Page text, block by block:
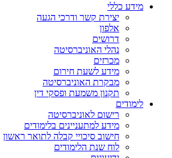
מידע כללי
יצירת קשר ודרכי הגעה
אלפון
דרושים
נהלי האוניברסיטה
מכרזים
מידע לשעת חירום
מבקרת האוניברסיטה
תקנון משמעת ופסקי דין
לימודים
רישום לאוניברסיטה
מידע למתעניינים בלימודים
חישוב סיכויי קבלה לתואר ראשון
לוח שנת הלימודים